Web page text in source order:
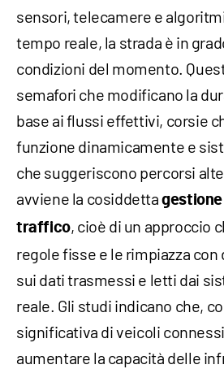
sensori, telecamere e
tempo reale, la strada è in
condizioni del momento.
semafori che modificano la
base ai flussi effettivi, corsie
funzione dinamicamente e
che suggeriscono percorsi
avviene la cosiddettagestione
traffico, cioè di un approccio
regole fisse e le rimpiazza
sui dati trasmessi e letti dai
reale. Gli studi indicano che,
significativa di veicoli
aumentare la capacità delle